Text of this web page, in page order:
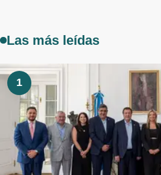
Las más leídas
1